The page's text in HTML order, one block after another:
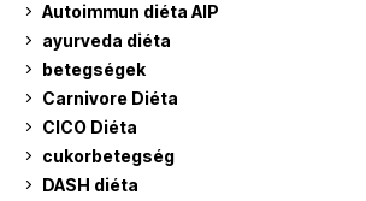
Autoimmun diéta AIP
ayurveda diéta
betegségek
Carnivore Diéta
CICO Diéta
cukorbetegség
DASH diéta